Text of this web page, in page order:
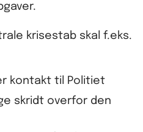
krisestab skal f.eks.
kontakt til Politiet
skridt overfor den